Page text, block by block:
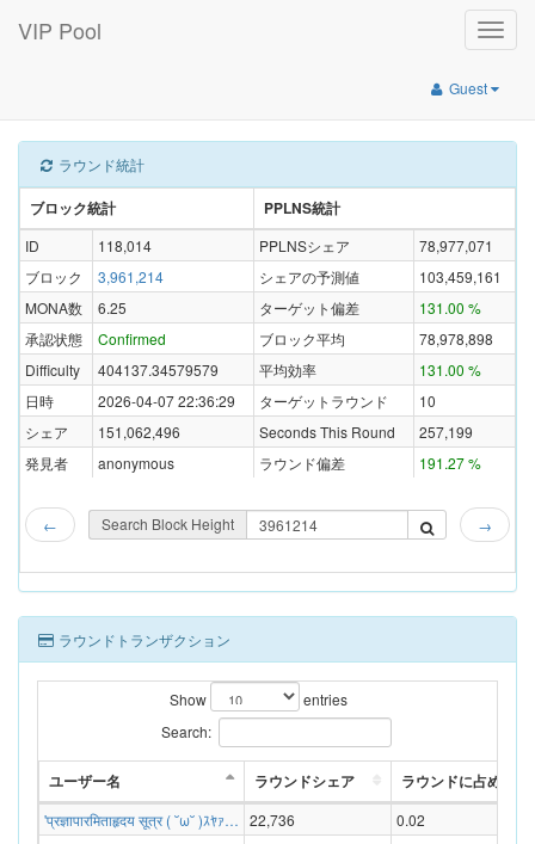
Toggle
VIP Pool
Guest
ラウンド統計
ブロック統計 PPLNS統計
ID 118,014 PPLNSシェア
78,977,071
ブロック
3,961,214 シェアの予測値
103,459,161
MONA数
6.25 ターゲット偏差
131.00 %
承認状態
Confirmed ブロック平均
78,978,898
Difficulty
404137.34579579 平均効率
131.00 %
日時
2026-04-07 22:36:29 ターゲットラウンド
10
シェア
151,062,496 Seconds This Round
257,199
発見者
anonymous ラウンド偏差 191.27 %
← Search Block Height →
ラウンドトランザクション
Show
entries
Search:
ユーザー名 ラウンドシェア ラウンドに占める割
'प्रज्ञापारमिताहृदय सूत्र ( ˘ω˘ )ｽﾔｧ… 22,736
0.02